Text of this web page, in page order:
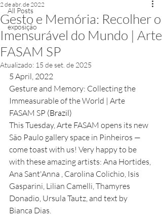
All Posts
exposição
Gesto e Memória: Recolher o
Imensurável do Mundo | Arte
FASAM SP
2 de abr. de 2022
Atualizado: 15 de set. de 2025
5 April, 2022
Gesture and Memory: Collecting the
Immeasurable of the World | Arte
FASAM SP (Brazil)
This Tuesday, Arte FASAM opens its new
São Paulo gallery space in Pinheiros —
come toast with us! Very happy to be
with these amazing artists: Ana Hortides,
Ana Sant'Anna , Carolina Colichio, Isis
Gasparini, Lilian Camelli, Thamyres
Donadio, Ursula Tautz, and text by
Bianca Dias.